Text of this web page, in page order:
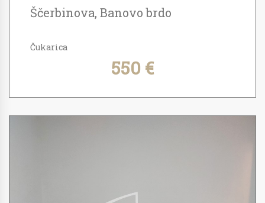
Ščerbinova, Banovo brdo
Čukarica
550 €